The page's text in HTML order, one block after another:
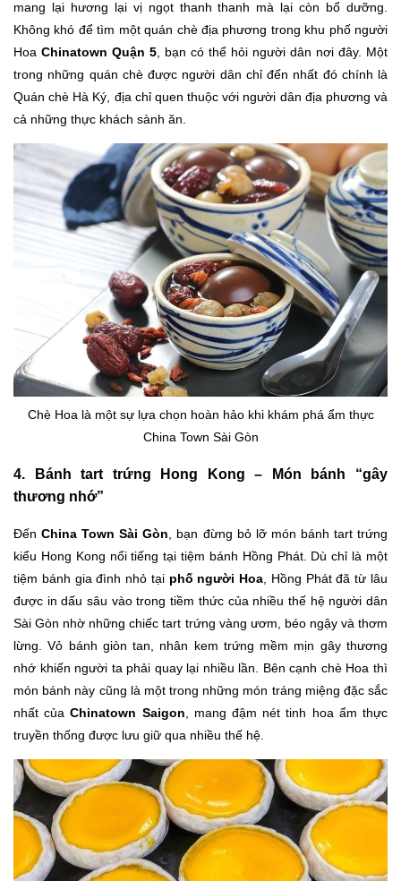
mang lại hương lại vị ngọt thanh thanh mà lại còn bổ dưỡng.
Không khó để tìm một quán chè địa phương trong khu phố người
Hoa Chinatown Quận 5, bạn có thể hỏi người dân nơi đây. Một
trong những quán chè được người dân chỉ đến nhất đó chính là
Quán chè Hà Ký, địa chỉ quen thuộc với người dân địa phương và
cả những thực khách sành ăn.
Chè Hoa là một sự lựa chọn hoàn hảo khi khám phá ẩm thực
China Town Sài Gòn
4. Bánh tart trứng Hong Kong – Món bánh “gây
thương nhớ”
ĐếnChina Town Sài Gòn , bạn đừng bỏ lỡ món bánh tart trứng
kiểu Hong Kong nổi tiếng tại tiệm bánh Hồng Phát. Dù chỉ là một
tiệm bánh gia đình nhỏ tại phố người Hoa , Hồng Phát đã từ lâu
được in dấu sâu vào trong tiềm thức của nhiều thế hệ người dân
Sài Gòn nhờ những chiếc tart trứng vàng ươm, béo ngậy và thơm
lừng. Vỏ bánh giòn tan, nhân kem trứng mềm mịn gây thương
nhớ khiến người ta phải quay lại nhiều lần. Bên cạnh chè Hoa thì
món bánh này cũng là một trong những món tráng miệng đặc sắc
nhất củaChinatown Saigon , mang đậm nét tinh hoa ẩm thực
truyền thống được lưu giữ qua nhiều thế hệ.